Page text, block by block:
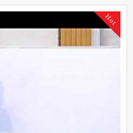
Hot